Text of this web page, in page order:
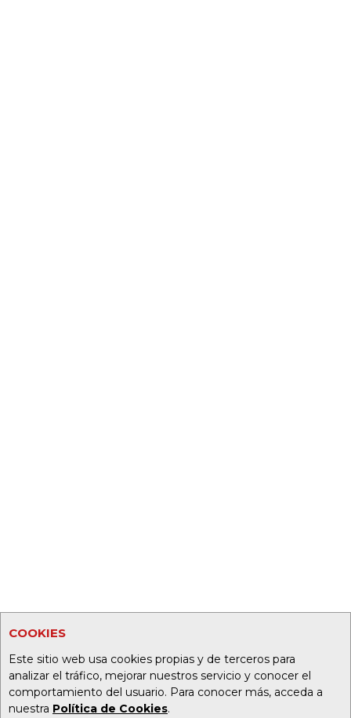
COOKIES
Este sitio web usa cookies propias y de terceros para
analizar el tráfico, mejorar nuestros servicio y conocer el
comportamiento del usuario. Para conocer más, acceda a
nuestra Política de Cookies.